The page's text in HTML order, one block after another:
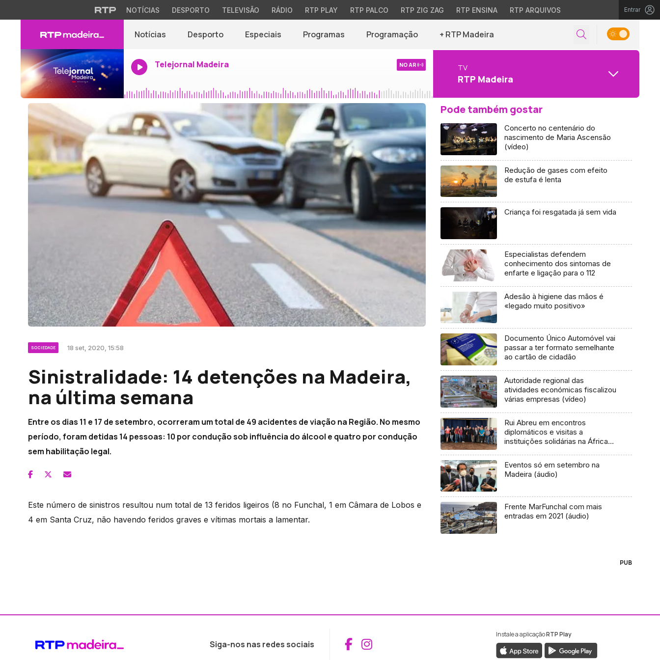
NOTÍCIAS DESPORTO TELEVISÃO RÁDIO RTP PLAY RTP PALCO RTP ZIG ZAG RTP ENSINA RTP ARQUIVOS Entrar
Notícias Desporto Especiais Programas Programação + RTP Madeira
Telejornal Madeira NO AR TV
RTP Madeira
SOCIEDADE 18 set, 2020, 15:58
Sinistralidade: 14 detenções na Madeira,
na última semana
Entre os dias 11 e 17 de setembro, ocorreram um total de 49 acidentes de viação na Região. No mesmo
período, foram detidas 14 pessoas: 10 por condução sob influência do álcool e quatro por condução
sem habilitação legal.
Este número de sinistros resultou num total de 13 feridos ligeiros (8 no Funchal, 1 em Câmara de Lobos e
4 em Santa Cruz, não havendo feridos graves e vítimas mortais a lamentar.
Pode também gostar
Concerto no centenário do
nascimento de Maria Ascensão
(vídeo)
Redução de gases com efeito
de estufa é lenta
Criança foi resgatada já sem vida
Especialistas defendem
conhecimento dos sintomas de
enfarte e ligação para o 112
Adesão à higiene das mãos é
«legado muito positivo»
Documento Único Automóvel vai
passar a ter formato semelhante
ao cartão de cidadão
Autoridade regional das
atividades económicas fiscalizou
várias empresas (vídeo)
Rui Abreu em encontros
diplomáticos e visitas a
instituições solidárias na África
Eventos só em setembro na
Madeira (áudio)
Frente MarFunchal com mais
entradas em 2021 (áudio)
PUB
Siga-nos nas redes sociais Aceder ao Facebook da RTP Madeira
Aceder ao Instagram da RTP Madeira
Instale a aplicaçãoRTP Play